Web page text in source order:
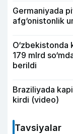
Germaniyada
afg‘onistonlik
O‘zbekistonda
179 mlrd
berildi
Braziliyada
kirdi (video)
Tavsiyalar